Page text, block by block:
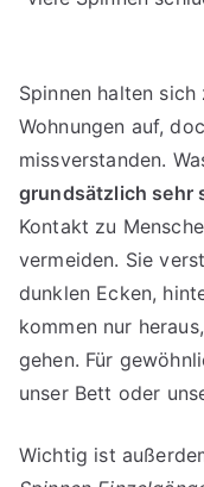
Spinnen halten
Wohnungen auf,
missverstanden.
grundsätzlich sehr
Kontakt zu
vermeiden. Sie
dunklen Ecken,
kommen nur
gehen. Für
unser Bett oder
Wichtig ist